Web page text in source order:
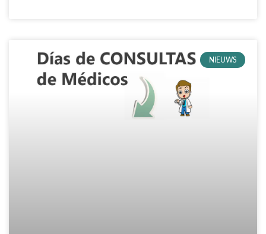
NIEUWS